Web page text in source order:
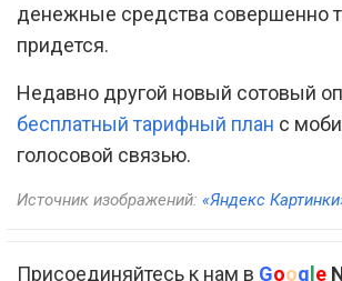
денежные средства совершенно
придется.
Недавно другой новый сотовый
бесплатный тарифный план с
голосовой связью.
Источник изображений: «Яндекс
Присоединяйтесь к нам в Google